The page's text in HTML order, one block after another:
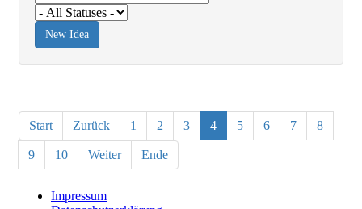
Start Zurück 1 2 3 4 5 6 7 8
9 10 Weiter Ende
Impressum